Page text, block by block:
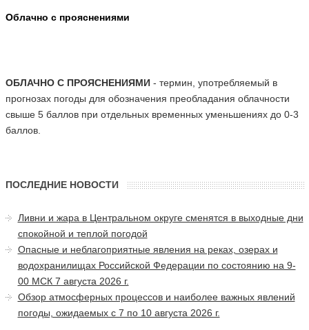
Облачно с прояснениями
ОБЛАЧНО С ПРОЯСНЕНИЯМИ - термин, употребляемый в
прогнозах погоды для обозначения преобладания облачности
свыше 5 баллов при отдельных временных уменьшениях до 0-3
баллов.
ПОСЛЕДНИЕ НОВОСТИ
Ливни и жара в Центральном округе сменятся в выходные дни
спокойной и теплой погодой
Опасные и неблагоприятные явления на реках, озерах и
водохранилищах Российской Федерации по состоянию на 9-
00 МСК 7 августа 2026 г.
Обзор атмосферных процессов и наиболее важных явлений
погоды, ожидаемых с 7 по 10 августа 2026 г.